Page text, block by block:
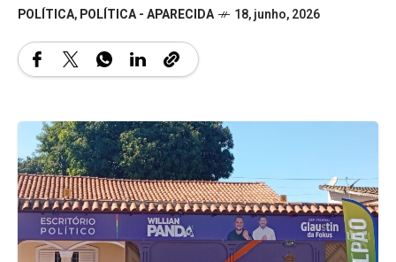
POLÍTICA,POLÍTICA - APARECIDA 18, junho, 2026